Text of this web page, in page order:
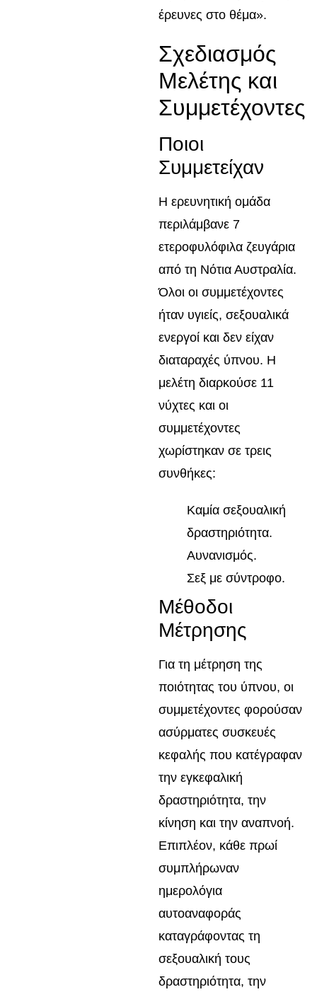
έρευνες στο θέμα».
Σχεδιασμός
Μελέτης και
Συμμετέχοντες
Ποιοι
Συμμετείχαν
Η ερευνητική ομάδα
περιλάμβανε 7
ετεροφυλόφιλα ζευγάρια
από τη Νότια Αυστραλία.
Όλοι οι συμμετέχοντες
ήταν υγιείς, σεξουαλικά
ενεργοί και δεν είχαν
διαταραχές ύπνου. Η
μελέτη διαρκούσε 11
νύχτες και οι
συμμετέχοντες
χωρίστηκαν σε τρεις
συνθήκες:
Καμία σεξουαλική
δραστηριότητα.
Αυνανισμός.
Σεξ με σύντροφο.
Μέθοδοι
Μέτρησης
Για τη μέτρηση της
ποιότητας του ύπνου, οι
συμμετέχοντες φορούσαν
ασύρματες συσκευές
κεφαλής που κατέγραφαν
την εγκεφαλική
δραστηριότητα, την
κίνηση και την αναπνοή.
Επιπλέον, κάθε πρωί
συμπλήρωναν
ημερολόγια
αυτοαναφοράς
καταγράφοντας τη
σεξουαλική τους
δραστηριότητα, την